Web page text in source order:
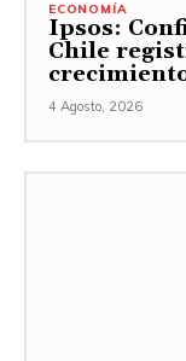
ECONOMÍA
Ipsos:
Chile
4 Agosto, 2026